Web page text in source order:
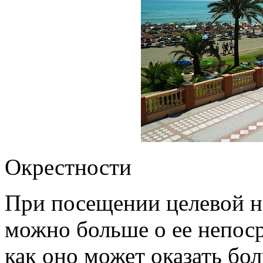
Окрестности
При посещении целевой
можно больше о ее
как оно может оказать